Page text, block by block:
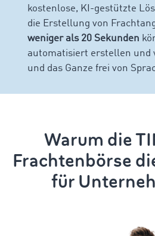
kostenlose, KI-gestützte
die Erstellung von
weniger als 20 Sekunden
automatisiert erstellen und
und das Ganze frei von
Warum die
Frachtenbörse
für